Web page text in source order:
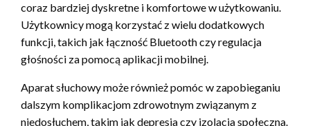
coraz bardziej dyskretne i komfortowe w użytkowaniu.
Użytkownicy mogą korzystać z wielu dodatkowych
funkcji, takich jak łączność Bluetooth czy regulacja
głośności za pomocą aplikacji mobilnej.
Aparat słuchowy może również pomóc w zapobieganiu
dalszym komplikacjom zdrowotnym związanym z
niedosłuchem, takim jak depresja czy izolacja społeczna.